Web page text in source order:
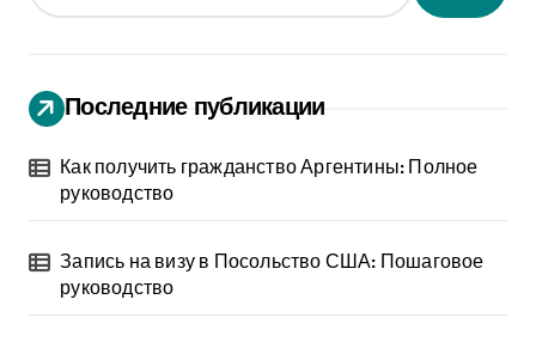
Последние публикации
Как получить гражданство Аргентины: Полное
руководство
Запись на визу в Посольство США: Пошаговое
руководство